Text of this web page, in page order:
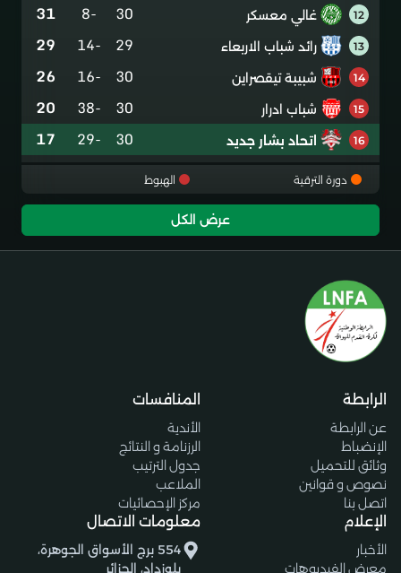
12 غالي معسكر 30
-8
31
13 رائد شباب الاربعاء 29
-14
29
14 شبيبة تيقصراين 30
-16
26
15 شباب ادرار 30
-38
20
16 اتحاد بشار جديد 30
-29
17
دورة الترقية الهبوط
عرض الكل
الرابطة
عن الرابطة
الإنضباط
وثائق للتحميل
نصوص و قوانين
اتصل بنا
المنافسات
الأندية
الرزنامة و النتائج
جدول الترتيب
الملاعب
مركز الإحصائيات
الإعلام
الأخبار
معرض الفيديوهات
معلومات الاتصال
554 برج الأسواق الجوهرة،
بلوزداد، الجزائر